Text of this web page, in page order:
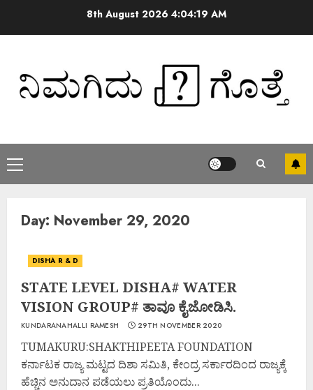
8th August 2026 4:04:19 AM
Day: November 29, 2020
DISHA R & D
STATE LEVEL DISHA# WATER
VISION GROUP# ತಾವೂ ಕೈಜೋಡಿಸಿ.
KUNDARANAHALLI RAMESH 29TH NOVEMBER 2020
TUMAKURU:SHAKTHIPEETA FOUNDATION
ಕರ್ನಾಟಕ ರಾಜ್ಯ ಮಟ್ಟದ ದಿಶಾ ಸಮಿತಿ, ಕೇಂದ್ರ ಸರ್ಕಾರದಿಂದ ರಾಜ್ಯಕ್ಕೆ
ಹೆಚ್ಚಿನ ಅನುದಾನ ಪಡೆಯಲು ಪ್ರತಿಯೊಂದು...